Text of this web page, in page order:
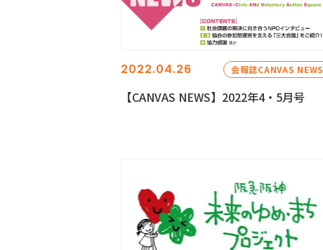
2022.04.26 会報誌CANVAS NEWS
【CANVAS NEWS】2022年4・5月号